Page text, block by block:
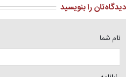
دیدگاه‌تان را بنویسید
نام شما